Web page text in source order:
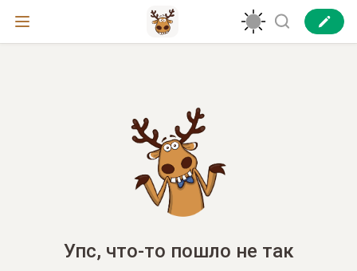
Упс, что-то пошло не так